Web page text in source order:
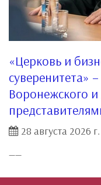
«Церковь и
суверенитета»
Воронежского
28 августа 2026 г.